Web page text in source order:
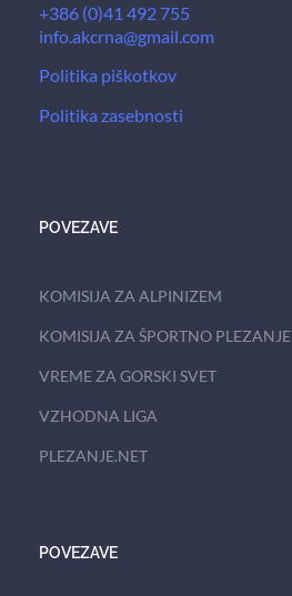
+386 (0)41 492 755
info.akcrna@gmail.com
Politika piškotkov
Politika zasebnosti
POVEZAVE
KOMISIJA ZA ALPINIZEM
KOMISIJA ZA ŠPORTNO PLEZANJE
VREME ZA GORSKI SVET
VZHODNA LIGA
PLEZANJE.NET
POVEZAVE